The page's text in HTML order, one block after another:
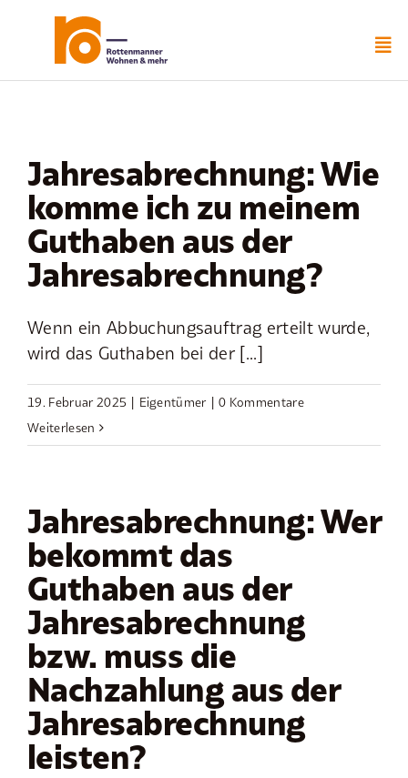
springen
Jahresabrechnung: Wie
komme ich zu meinem
Guthaben aus der
Jahresabrechnung?
Wenn ein Abbuchungsauftrag erteilt wurde,
wird das Guthaben bei der [...]
19. Februar 2025 Eigentümer
0 Kommentare
Weiterlesen
Jahresabrechnung: Wer
bekommt das
Guthaben aus der
Jahresabrechnung
bzw. muss die
Nachzahlung aus der
Jahresabrechnung
leisten?